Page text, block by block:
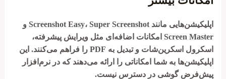
اپلیکیشن‌هایی مانند Screenshot Easy،Super Screenshot
و
Screen Masterامکانات اضافه‌ای مثل ویرایش پیشرفته،
اسکرول اسکرین‌شات و تبدیل به PDF را فراهم می‌کنند. این
اپلیکیشن‌ها به شما امکاناتی را ارائه می‌دهند که در نرم‌افزار
پیش‌فرض گوشی در دسترس نیست.